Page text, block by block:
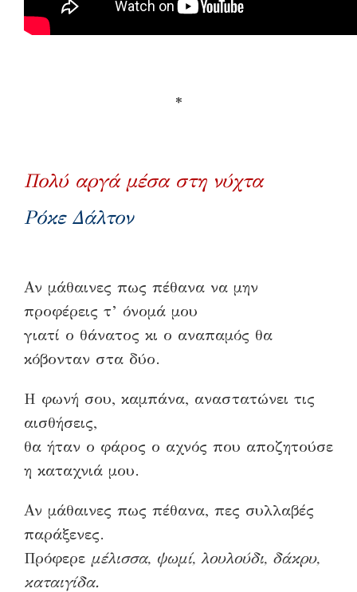
*
Πολύ αργά μέσα στη νύχτα
Ρόκε Δάλτον
Αν μάθαινες πως πέθανα να μην
προφέρεις τ’ όνομά μου
γιατί ο θάνατος κι ο αναπαμός θα
κόβονταν στα δύο.
Η φωνή σου, καμπάνα, αναστατώνει τις
αισθήσεις,
θα ήταν ο φάρος ο αχνός που αποζητούσε
η καταχνιά μου.
Αν μάθαινες πως πέθανα, πες συλλαβές
παράξενες.
Πρόφερε μέλισσα, ψωμί, λουλούδι, δάκρυ,
καταιγίδα.